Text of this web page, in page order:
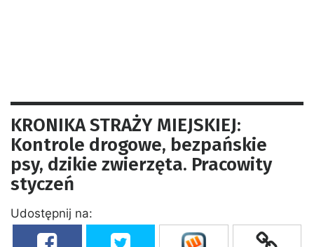
KRONIKA STRAŻY MIEJSKIEJ:
Kontrole drogowe, bezpańskie
psy, dzikie zwierzęta. Pracowity
styczeń
Udostępnij na: